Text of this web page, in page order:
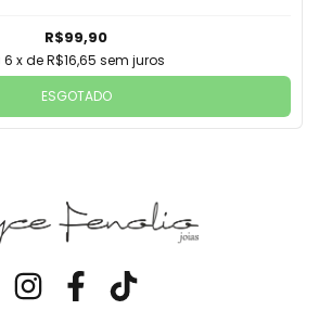
R$99,90
6 x deR$16,65 sem juros
ESGOTADO